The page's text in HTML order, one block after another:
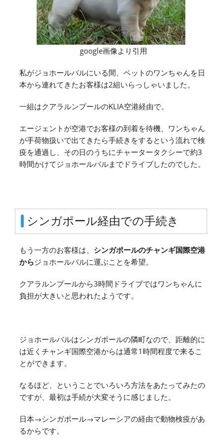
google画像より引用
私がジョホールバルにいる間、ペットのワンちゃんを日
本から連れてきたお客様は2組いらっしゃいました。
一組はクアラルンプールのKLIA空港経由で。
エージェントが空港でお客様の到着を待機、ワンちゃん
が手荷物扱いで出てきたら手続きをするという流れで検
疫を通過し、その日のうちにチャータータクシーで約3
時間かけてジョホールバルまでドライブしたのでした。
シンガポール経由での手続き
もう一方のお客様は、 シンガポールのチャンギ国際空港
からジョホールバルに運ぶことを希望。
クアラルンプールから3時間ドライブではワンちゃんに
負担が大きいと思われたようです。
ジョホールバルはシンガポールの隣町なので、距離的に
は近くチャンギ国際空港からは通常1時間程度で来るこ
とができます。
なるほど、ということでいろいろ方法をあたってみたの
ですが、最初は手続が大変そうに感じました。
日本→シンガポール→マレーシアの経由で動物検疫があ
るからです。